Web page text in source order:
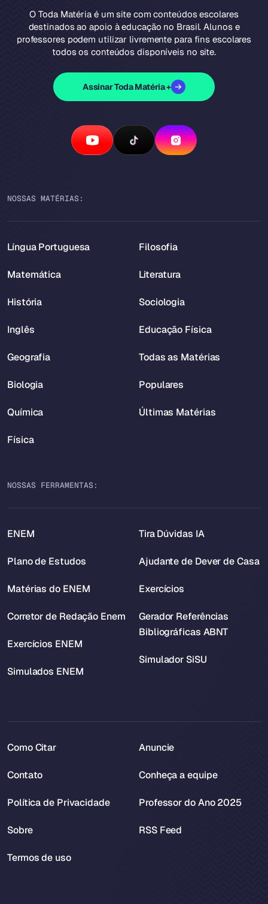
O Toda Matéria é um site com conteúdos escolares
destinados ao apoio à educação no Brasil. Alunos e
professores podem utilizar livremente para fins escolares
todos os conteúdos disponíveis no site.
Assinar Toda Matéria +
NOSSAS MATÉRIAS:
Língua Portuguesa
Matemática
História
Inglês
Geografia
Biologia
Química
Física
Filosofia
Literatura
Sociologia
Educação Física
Todas as Matérias
Populares
Últimas Matérias
NOSSAS FERRAMENTAS:
ENEM
Plano de Estudos
Matérias do ENEM
Corretor de Redação Enem
Exercícios ENEM
Simulados ENEM
Tira Dúvidas IA
Ajudante de Dever de Casa
Exercícios
Gerador Referências
Bibliográficas ABNT
Simulador SiSU
Como Citar
Contato
Política de Privacidade
Sobre
Termos de uso
Anuncie
Conheça a equipe
Professor do Ano 2025
RSS Feed